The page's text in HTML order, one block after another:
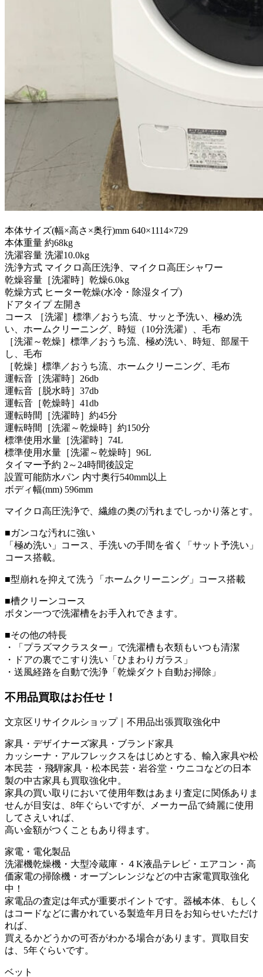
本体サイズ(幅×高さ×奥行)mm 640×1114×729
本体重量 約68kg
洗濯容量 洗濯10.0kg
洗浄方式 マイクロ高圧洗浄、マイクロ高圧シャワー
乾燥容量［洗濯時］乾燥6.0kg
乾燥方式 ヒーター乾燥(水冷・除湿タイプ)
ドアタイプ 左開き
コース ［洗濯］標準／おうち流、サッと予洗い、極め洗
い、ホームクリーニング、時短（10分洗濯）、毛布
［洗濯～乾燥］標準／おうち流、極め洗い、時短、部屋干
し、毛布
［乾燥］標準／おうち流、ホームクリーニング、毛布
運転音［洗濯時］26db
運転音［脱水時］37db
運転音［乾燥時］41db
運転時間［洗濯時］約45分
運転時間［洗濯～乾燥時］約150分
標準使用水量［洗濯時］74L
標準使用水量［洗濯～乾燥時］96L
タイマー予約 2～24時間後設定
設置可能防水パン 内寸奥行540mm以上
ボディ幅(mm) 596mm
マイクロ高圧洗浄で、繊維の奥の汚れまでしっかり落とす。
■ガンコな汚れに強い
「極め洗い」コース、手洗いの手間を省く「サット予洗い」
コース搭載。
■型崩れを抑えて洗う「ホームクリーニング」コース搭載
■槽クリーンコース
ボタン一つで洗濯槽をお手入れできます。
■その他の特長
・「プラズマクラスター」で洗濯槽も衣類もいつも清潔
・ドアの裏でこすり洗い「ひまわりガラス」
・送風経路を自動で洗浄「乾燥ダクト自動お掃除」
不用品買取はお任せ！
文京区リサイクルショップ｜不用品出張買取強化中
家具・デザイナーズ家具・ブランド家具
カッシーナ・アルフレックスをはじめとする、輸入家具や松
本民芸 ・飛騨家具・松本民芸・岩谷堂・ウニコなどの日本
製の中古家具も買取強化中。
家具の買い取りにおいて使用年数はあまり査定に関係ありま
せんが目安は、8年ぐらいですが、メーカー品で綺麗に使用
してさえいれば、
高い金額がつくこともあり得ます。
家電・電化製品
洗濯機乾燥機・大型冷蔵庫・４K液晶テレビ・エアコン・高
価家電の掃除機・オーブンレンジなどの中古家電買取強化
中！
家電品の査定は年式が重要ポイントです。器械本体、もしく
はコードなどに書かれている製造年月日をお知らせいただけ
れば、
買えるかどうかの可否がわかる場合があります。買取目安
は、5年ぐらいです。
ベット